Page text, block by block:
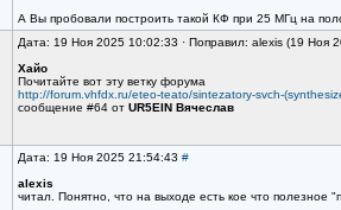
А Вы пробовали построить такой КФ при 25 МГц на
Дата: 19 Ноя 2025 10:02:33 · Поправил: alexis (19 Ноя
Хайо
Почитайте вот эту ветку форума
http://forum.vhfdx.ru/eteo-teato/sintezatory-svch-
сообщение #64 от UR5EIN Вячеслав
Дата: 19 Ноя 2025 21:54:43 #
alexis
читал. Понятно, что на выходе есть кое что полезное